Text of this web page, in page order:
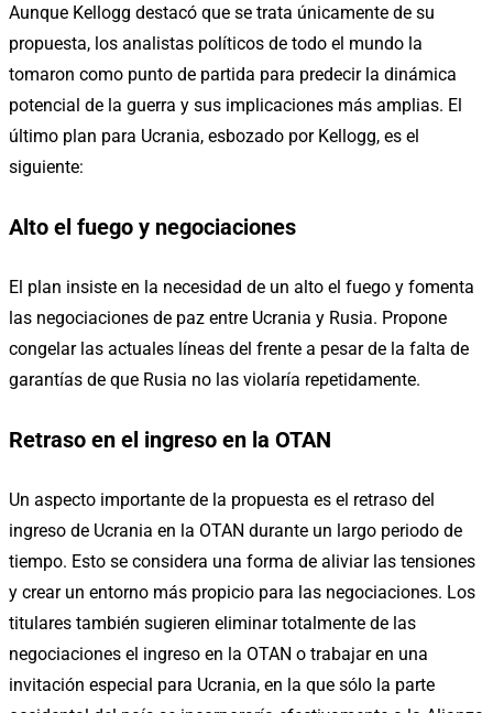
Aunque Kellogg destacó que se trata únicamente de su
propuesta, los analistas políticos de todo el mundo la
tomaron como punto de partida para predecir la dinámica
potencial de la guerra y sus implicaciones más amplias. El
último plan para Ucrania, esbozado por Kellogg, es el
siguiente:
Alto el fuego y negociaciones
El plan insiste en la necesidad de un alto el fuego y fomenta
las negociaciones de paz entre Ucrania y Rusia. Propone
congelar las actuales líneas del frente a pesar de la falta de
garantías de que Rusia no las violaría repetidamente.
Retraso en el ingreso en la OTAN
Un aspecto importante de la propuesta es el retraso del
ingreso de Ucrania en la OTAN durante un largo periodo de
tiempo. Esto se considera una forma de aliviar las tensiones
y crear un entorno más propicio para las negociaciones. Los
titulares también sugieren eliminar totalmente de las
negociaciones el ingreso en la OTAN o trabajar en una
invitación especial para Ucrania, en la que sólo la parte